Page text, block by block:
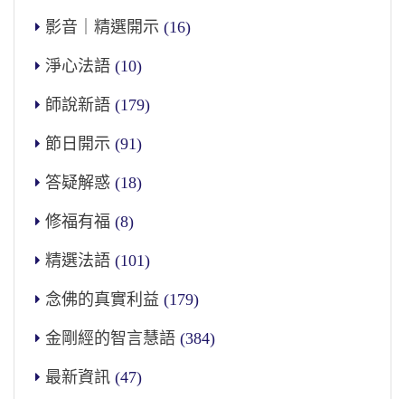
影音｜精選開示 (16)
淨心法語 (10)
師說新語 (179)
節日開示 (91)
答疑解惑 (18)
修福有福 (8)
精選法語 (101)
念佛的真實利益 (179)
金剛經的智言慧語 (384)
最新資訊 (47)